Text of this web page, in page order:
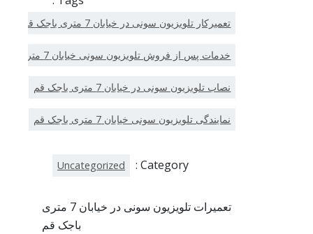
تعمیرکار تلویزیون سونی در خیابان 7 متری باجک قم
خدمات پس از فروش تلویزیون سونی خیابان 7 متری باجک قم
نصاب تلویزیون سونی در خیابان 7 متری باجک قم
نمایندگی تلویزیون سونی خیابان 7 متری باجک قم
Category :
Uncategorized
تعمیرات تلویزیون سونی در خیابان 7 متری
باجک قم